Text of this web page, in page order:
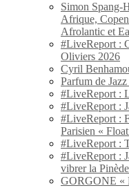
Simon Spang-
Afrique,
Afrolantic et
#LiveReport :
Oliviers 2026
Cyril
Parfum de
#LiveReport :
#LiveReport :
#LiveReport :
Parisien «
#LiveReport :
#LiveReport :
vibrer la
GORGONE «